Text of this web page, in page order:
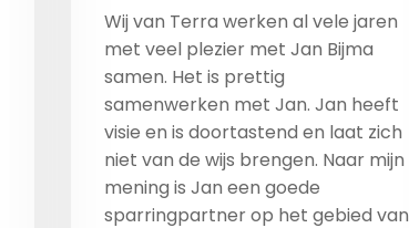
Wij van Terra werken al vele jaren
met veel plezier met Jan Bijma
samen. Het is prettig
samenwerken met Jan. Jan heeft
visie en is doortastend en laat zich
niet van de wijs brengen. Naar mijn
mening is Jan een goede
sparringpartner op het gebied van